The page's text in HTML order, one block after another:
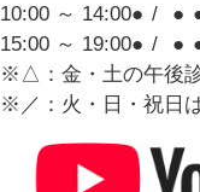
10:00 ～ 14:00● / ●
15:00 ～ 19:00● / ●
※△：金・土の午後
※／：火・日・祝日